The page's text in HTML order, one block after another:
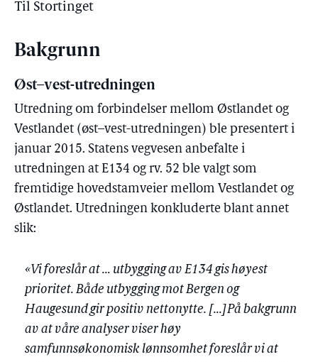
Til Stortinget
Bakgrunn
Øst–vest-utredningen
Utredning om forbindelser mellom Østlandet og
Vestlandet (øst–vest-utredningen) ble presentert i
januar 2015. Statens vegvesen anbefalte i
utredningen at E134 og rv. 52 ble valgt som
fremtidige hovedstamveier mellom Vestlandet og
Østlandet. Utredningen konkluderte blant annet
slik:
«Vi foreslår at … utbygging av E134 gis høyest
prioritet. Både utbygging mot Bergen og
Haugesund gir positiv nettonytte. [...]På bakgrunn
av at våre analyser viser høy
samfunnsøkonomisk lønnsomhet foreslår vi at